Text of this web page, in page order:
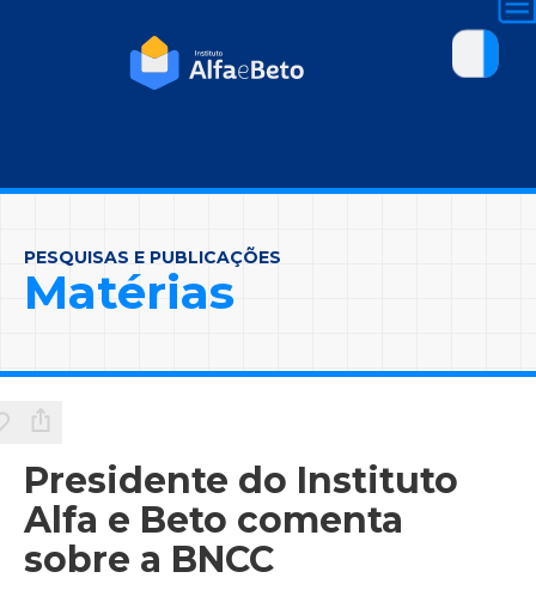
PESQUISAS E PUBLICAÇÕES
Matérias
Presidente do Instituto
Alfa e Beto comenta
sobre a BNCC